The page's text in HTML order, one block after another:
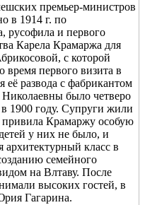
премьер-министров
в 1914 г. по
русофила и первого
Карела Крамаржа для
с которой
время первого визита в
развода с фабрикантом
было четверо
в 1900 году. Супруги жили
привила Крамаржу особую
у них не было, и
класс в
семейного
на Влтаву. После
высоких гостей, в
Гагарина.